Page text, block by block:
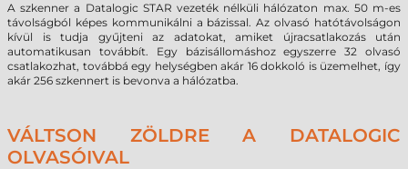
A szkenner a Datalogic STAR vezeték nélküli hálózaton max. 50 m-es
távolságból képes kommunikálni a bázissal. Az olvasó hatótávolságon
kívül is tudja gyűjteni az adatokat, amiket újracsatlakozás után
automatikusan továbbít. Egy bázisállomáshoz egyszerre 32 olvasó
csatlakozhat, továbbá egy helységben akár 16 dokkoló is üzemelhet, így
akár 256 szkennert is bevonva a hálózatba.
VÁLTSON ZÖLDRE A DATALOGIC
OLVASÓIVAL